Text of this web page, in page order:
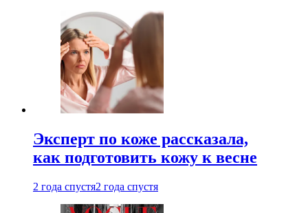
Эксперт по коже рассказала,
как подготовить кожу к весне
2 года спустя2 года спустя